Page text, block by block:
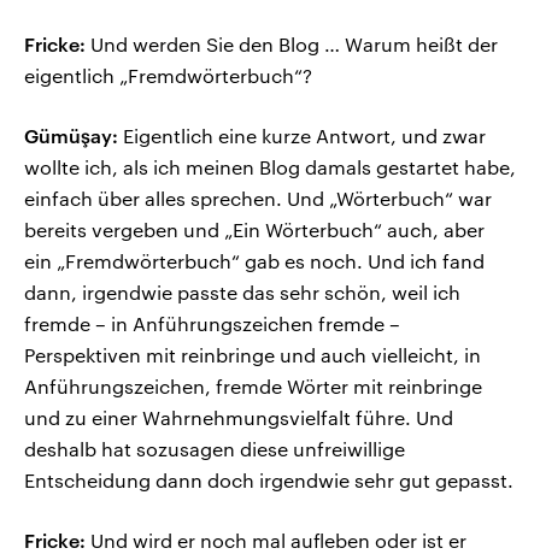
Fricke: Und werden Sie den Blog … Warum heißt der
eigentlich „Fremdwörterbuch“?
Gümüşay: Eigentlich eine kurze Antwort, und zwar
wollte ich, als ich meinen Blog damals gestartet habe,
einfach über alles sprechen. Und „Wörterbuch“ war
bereits vergeben und „Ein Wörterbuch“ auch, aber
ein „Fremdwörterbuch“ gab es noch. Und ich fand
dann, irgendwie passte das sehr schön, weil ich
fremde – in Anführungszeichen fremde –
Perspektiven mit reinbringe und auch vielleicht, in
Anführungszeichen, fremde Wörter mit reinbringe
und zu einer Wahrnehmungsvielfalt führe. Und
deshalb hat sozusagen diese unfreiwillige
Entscheidung dann doch irgendwie sehr gut gepasst.
Fricke: Und wird er noch mal aufleben oder ist er